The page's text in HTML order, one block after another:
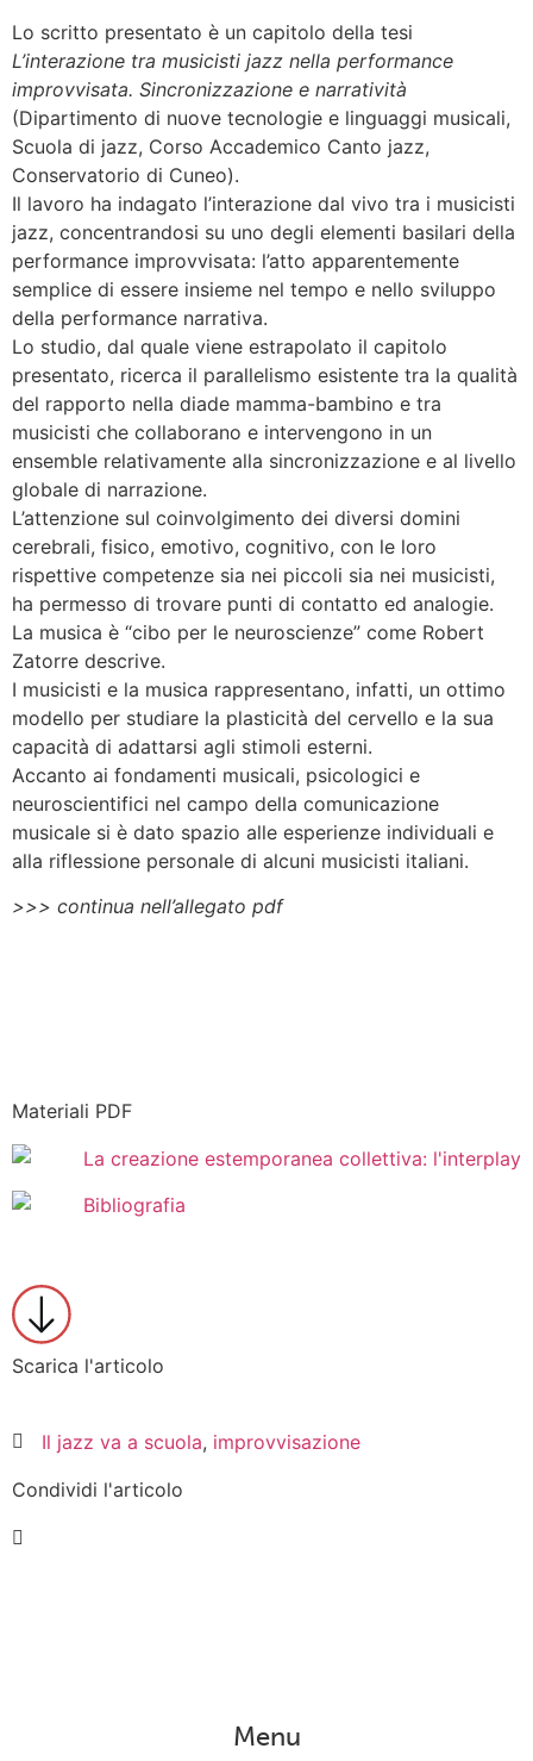
Lo scritto presentato è un capitolo della tesi
L’interazione tra musicisti jazz nella performance
improvvisata. Sincronizzazione e narratività
(Dipartimento di nuove tecnologie e linguaggi musicali,
Scuola di jazz, Corso Accademico Canto jazz,
Conservatorio di Cuneo).
Il lavoro ha indagato l’interazione dal vivo tra i musicisti
jazz, concentrandosi su uno degli elementi basilari della
performance improvvisata: l’atto apparentemente
semplice di essere insieme nel tempo e nello sviluppo
della performance narrativa.
Lo studio, dal quale viene estrapolato il capitolo
presentato, ricerca il parallelismo esistente tra la qualità
del rapporto nella diade mamma-bambino e tra
musicisti che collaborano e intervengono in un
ensemble relativamente alla sincronizzazione e al livello
globale di narrazione.
L’attenzione sul coinvolgimento dei diversi domini
cerebrali, fisico, emotivo, cognitivo, con le loro
rispettive competenze sia nei piccoli sia nei musicisti,
ha permesso di trovare punti di contatto ed analogie.
La musica è “cibo per le neuroscienze” come Robert
Zatorre descrive.
I musicisti e la musica rappresentano, infatti, un ottimo
modello per studiare la plasticità del cervello e la sua
capacità di adattarsi agli stimoli esterni.
Accanto ai fondamenti musicali, psicologici e
neuroscientifici nel campo della comunicazione
musicale si è dato spazio alle esperienze individuali e
alla riflessione personale di alcuni musicisti italiani.
>>> continua nell’allegato pdf
Materiali PDF
La creazione estemporanea collettiva: l'interplay
Bibliografia
Scarica l'articolo
Il jazz va a scuola, improvvisazione
Condividi l'articolo
Menu